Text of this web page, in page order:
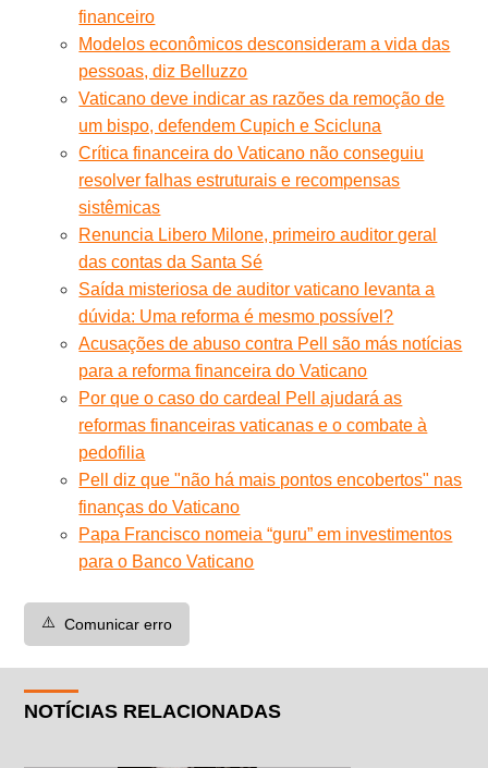
financeiro
Modelos econômicos desconsideram a vida das
pessoas, diz Belluzzo
Vaticano deve indicar as razões da remoção de
um bispo, defendem Cupich e Scicluna
Crítica financeira do Vaticano não conseguiu
resolver falhas estruturais e recompensas
sistêmicas
Renuncia Libero Milone, primeiro auditor geral
das contas da Santa Sé
Saída misteriosa de auditor vaticano levanta a
dúvida: Uma reforma é mesmo possível?
Acusações de abuso contra Pell são más notícias
para a reforma financeira do Vaticano
Por que o caso do cardeal Pell ajudará as
reformas financeiras vaticanas e o combate à
pedofilia
Pell diz que "não há mais pontos encobertos" nas
finanças do Vaticano
Papa Francisco nomeia “guru” em investimentos
para o Banco Vaticano
⚠️ Comunicar erro
NOTÍCIAS RELACIONADAS